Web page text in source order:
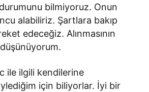
bilmiyoruz. Onun
alabiliriz. Şartlara bakıp
edeceğiz. Alınmasının
ile ilgili kendilerine
için biliyorlar. İyi bir